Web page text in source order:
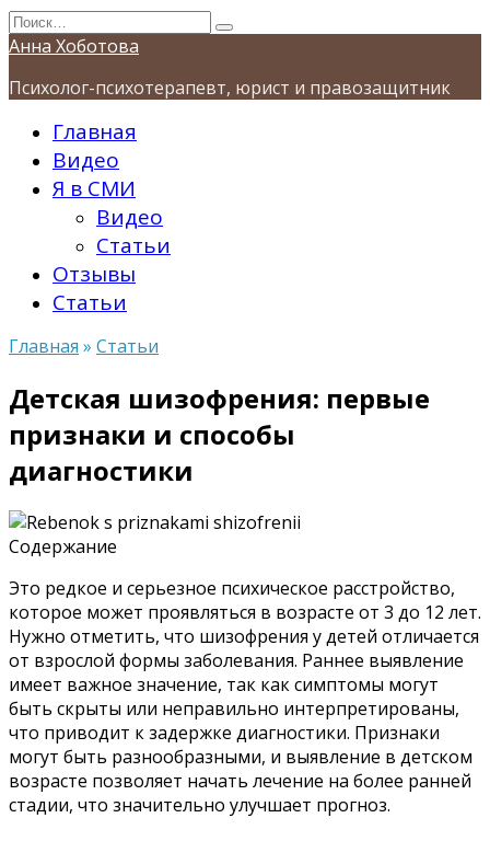
Перейти
к
Search
for:
Анна Хоботова
Психолог-психотерапевт, юрист и правозащитник
Главная
Видео
Я в СМИ
Видео
Статьи
Отзывы
Статьи
Главная » Статьи
Детская шизофрения: первые
признаки и способы
диагностики
Содержание
Это редкое и серьезное психическое расстройство,
которое может проявляться в возрасте от 3 до 12 лет.
Нужно отметить, что шизофрения у детей отличается
от взрослой формы заболевания. Раннее выявление
имеет важное значение, так как симптомы могут
быть скрыты или неправильно интерпретированы,
что приводит к задержке диагностики. Признаки
могут быть разнообразными, и выявление в детском
возрасте позволяет начать лечение на более ранней
стадии, что значительно улучшает прогноз.